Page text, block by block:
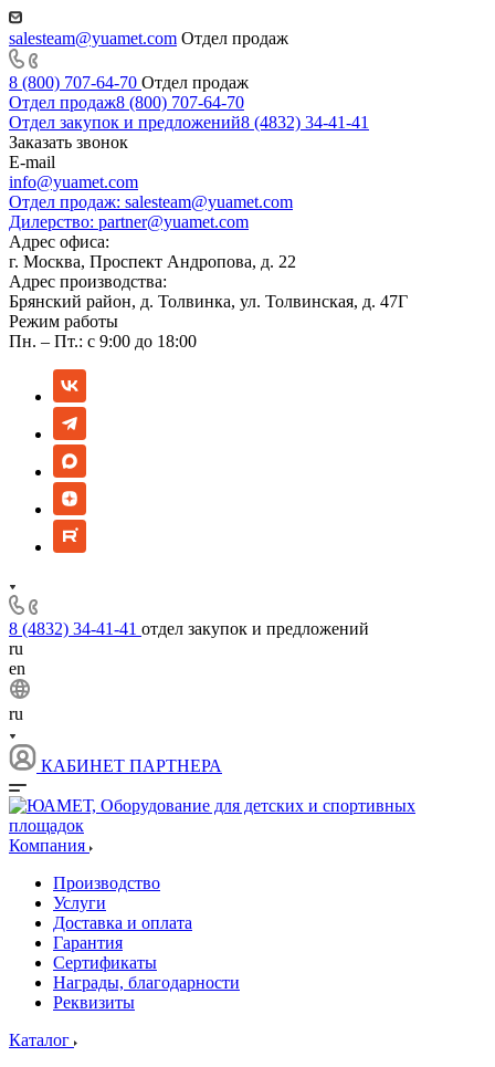
salesteam@yuamet.com Отдел продаж
8 (800) 707-64-70 Отдел продаж
Отдел продаж8 (800) 707-64-70
Отдел закупок и предложений8 (4832) 34-41-41
Заказать звонок
E-mail
info@yuamet.com
Отдел продаж: salesteam@yuamet.com
Дилерство: partner@yuamet.com
Адрес офиса:
г. Москва, Проспект Андропова, д. 22
Адрес производства:
Брянский район, д. Толвинка, ул. Толвинская, д. 47Г
Режим работы
Пн. – Пт.: с 9:00 до 18:00
8 (4832) 34-41-41 отдел закупок и предложений
ru
en
ru
КАБИНЕТ ПАРТНЕРА
Компания
Производство
Услуги
Доставка и оплата
Гарантия
Сертификаты
Награды, благодарности
Реквизиты
Каталог